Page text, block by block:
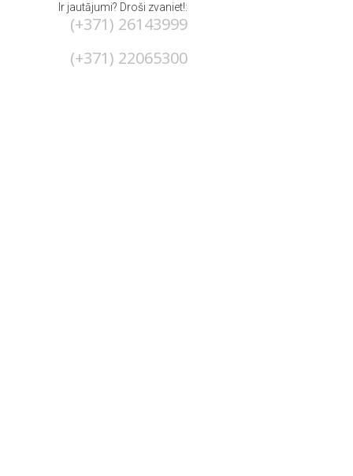
Ir jautājumi? Droši zvaniet!:
(+371) 26143999
(+371) 22065300